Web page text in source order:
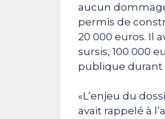
aucun
permis de
20 000 euros. Il
sursis, 100 000
publique durant
«L’enjeu du
avait rappelé à